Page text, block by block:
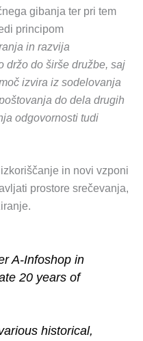
gibanja ter pri tem
principom
in razvija
držo do širše družbe, saj
izvira iz sodelovanja
do dela drugih
odgovornosti tudi
in novi vzponi
prostore srečevanja,
A-Infoshop in
20 years of
historical,